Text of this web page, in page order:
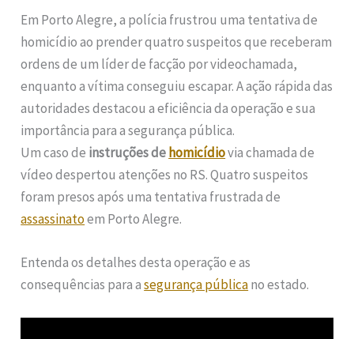
Em Porto Alegre, a polícia frustrou uma tentativa de
homicídio ao prender quatro suspeitos que receberam
ordens de um líder de facção por videochamada,
enquanto a vítima conseguiu escapar. A ação rápida das
autoridades destacou a eficiência da operação e sua
importância para a segurança pública.
Um caso de instruções dehomicídiovia chamada de
vídeo despertou atenções no RS. Quatro suspeitos
foram presos após uma tentativa frustrada de
assassinatoem Porto Alegre.
Entenda os detalhes desta operação e as
consequências para asegurança públicano estado.